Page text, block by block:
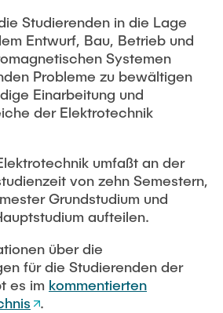
Studierenden in die Lage
Entwurf, Bau, Betrieb und
Systemen
Probleme zu bewältigen
Einarbeitung und
der Elektrotechnik
umfaßt an der
von zehn Semestern,
Grundstudium und
aufteilen.
über die
für die Studierenden der
es im kommentierten
.